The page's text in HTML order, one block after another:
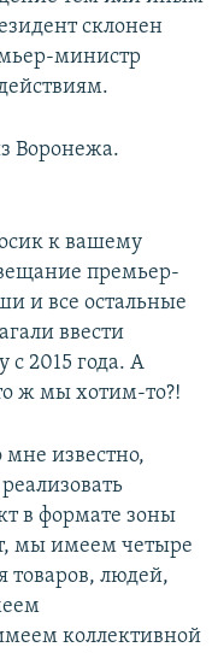
склонен
министр
Воронежа.
к вашему
премьер-
и все остальные
ввести
с 2015 года. А
ж мы хотим-то?!
известно,
в формате зоны
мы имеем четыре
товаров, людей,
коллективной